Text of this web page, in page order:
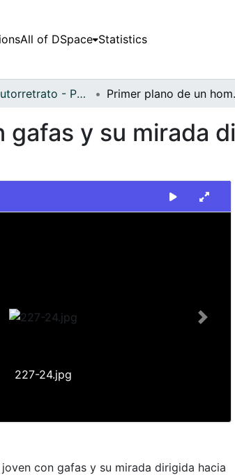
All of DSpace Statistics
FCCV - Autorretrato - Patrimonial Primer
y su mirada
227-24.jpg
Next
con gafas y su mirada dirigida hacia